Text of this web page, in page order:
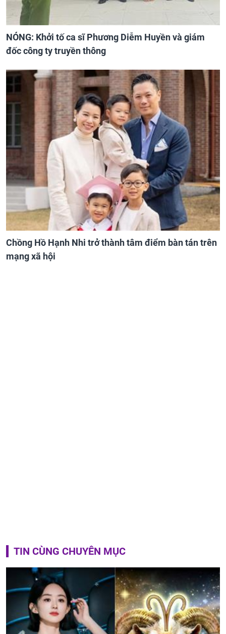
NÓNG: Khởi tố ca sĩ Phương Diễm Huyền và giám
đốc công ty truyền thông
Chồng Hồ Hạnh Nhi trở thành tâm điểm bàn tán trên
mạng xã hội
TIN CÙNG CHUYÊN MỤC